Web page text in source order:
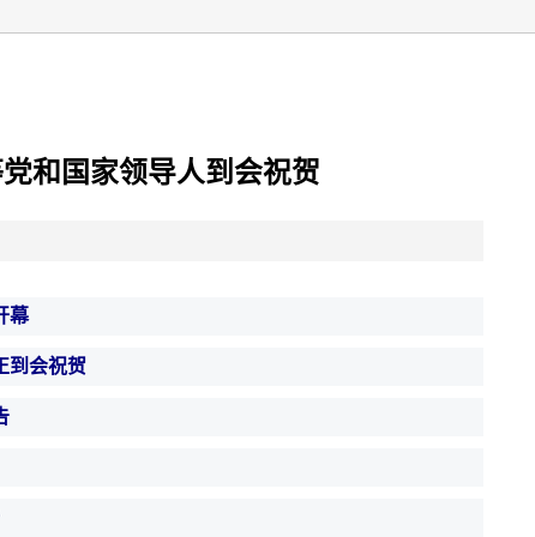
和国家领导人到会祝贺
幕
到会祝贺